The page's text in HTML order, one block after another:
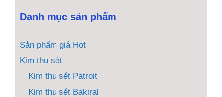
Danh mục sản phẩm
Sản phẩm giá Hot
Kim thu sét
Kim thu sét Patroit
Kim thu sét Bakiral